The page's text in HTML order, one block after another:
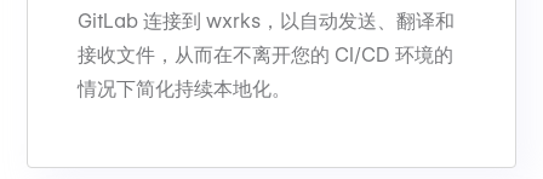
GitLab 连接到 wxrks，以自动发送、翻译和
接收文件，从而在不离开您的 CI/CD 环境的
情况下简化持续本地化。